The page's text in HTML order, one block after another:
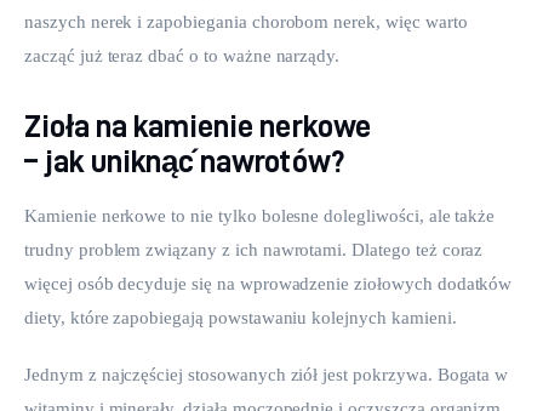
naszych nerek i zapobiegania chorobom nerek, więc warto
zacząć już teraz dbać o to ważne narządy.
Zioła na kamienie nerkowe
– jak uniknąć nawrotów?
Kamienie nerkowe to nie tylko bolesne dolegliwości, ale także
trudny problem związany z ich nawrotami. Dlatego też coraz
więcej osób decyduje się na wprowadzenie ziołowych dodatków
diety, które zapobiegają powstawaniu kolejnych kamieni.
Jednym z najczęściej stosowanych ziół jest pokrzywa. Bogata w